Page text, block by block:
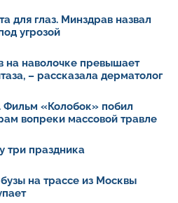
для глаз. Минздрав назвал
угрозой
на наволочке превышает
– рассказала дерматолог
Фильм «Колобок» побил
вопреки массовой травле
три праздника
на трассе из Москвы